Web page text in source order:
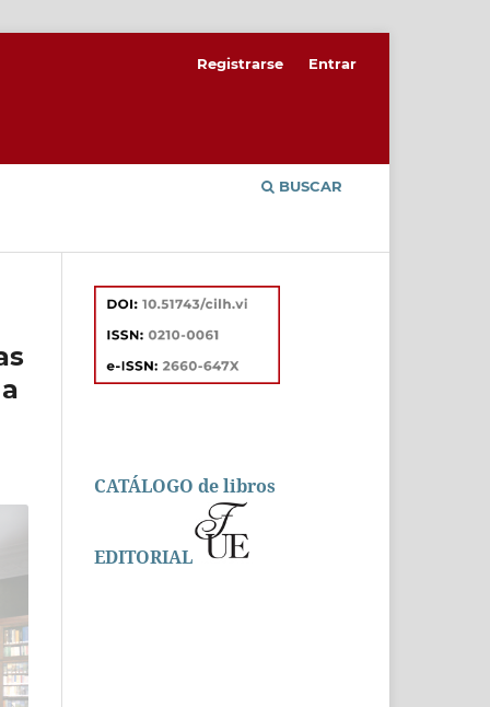
BUSCAR
Registrarse Entrar
CATÁLOGO de libros
EDITORIAL